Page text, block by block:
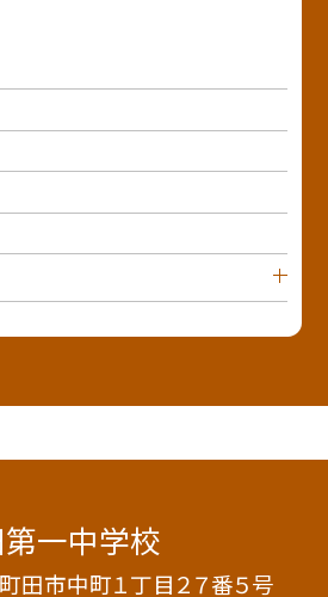
一中学校
田市中町１丁目２７番５号